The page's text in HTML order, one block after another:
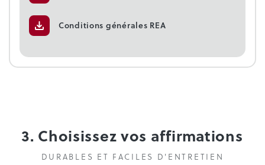
Conditions générales REA
3. Choisissez vos affirmations
DURABLES ET FACILES D'ENTRETIEN